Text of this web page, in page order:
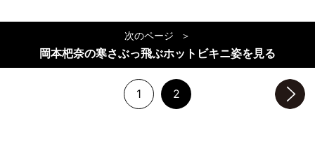
次のページ
岡本杷奈の寒さぶっ飛ぶホットビキニ姿を見る
1 2